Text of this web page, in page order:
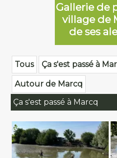
Gallerie de
village de
de ses
Tous Ça s'est passé à
Autour de Marcq
Ça s'est passé à Marcq